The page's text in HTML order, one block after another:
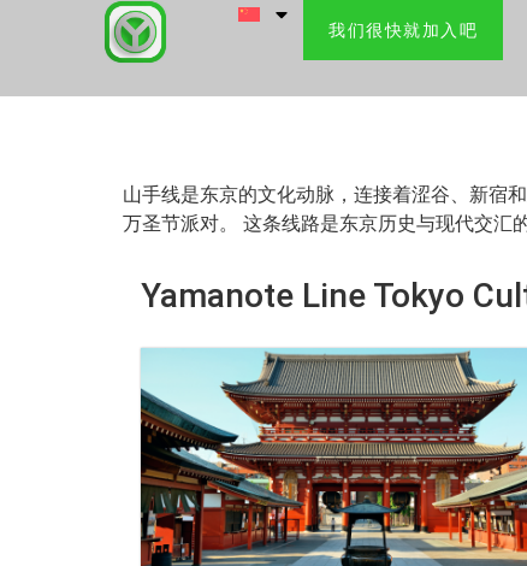
我们很快就加入吧
山手线是东京的文化动脉，连接着涩谷、新宿
万圣节派对。 这条线路是东京历史与现代交汇
Yamanote Line Tokyo